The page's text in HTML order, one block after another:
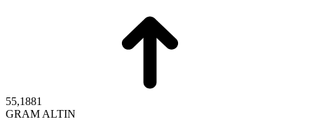
55,1881
GRAM ALTIN